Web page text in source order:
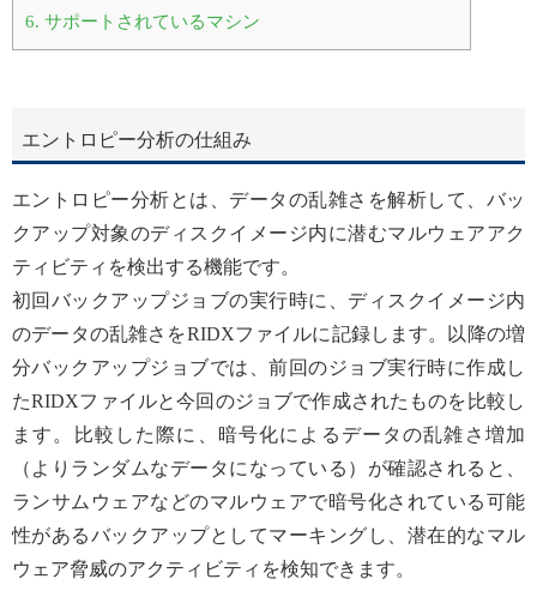
6. サポートされているマシン
エントロピー分析の仕組み
エントロピー分析とは、データの乱雑さを解析して、バッ
クアップ対象のディスクイメージ内に潜むマルウェアアク
ティビティを検出する機能です。
初回バックアップジョブの実行時に、ディスクイメージ内
のデータの乱雑さをRIDXファイルに記録します。以降の増
分バックアップジョブでは、前回のジョブ実行時に作成し
たRIDXファイルと今回のジョブで作成されたものを比較し
ます。比較した際に、暗号化によるデータの乱雑さ増加
（よりランダムなデータになっている）が確認されると、
ランサムウェアなどのマルウェアで暗号化されている可能
性があるバックアップとしてマーキングし、潜在的なマル
ウェア脅威のアクティビティを検知できます。